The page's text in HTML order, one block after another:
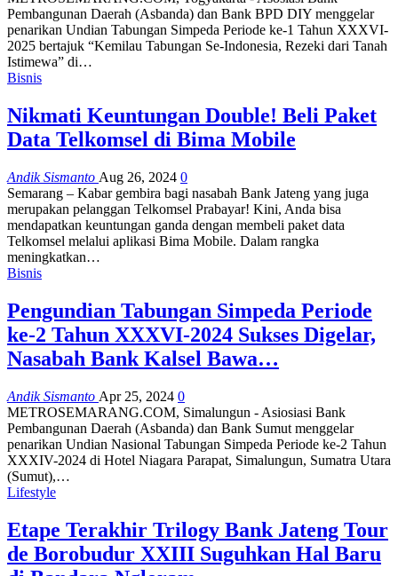
Pembangunan Daerah (Asbanda) dan Bank BPD DIY menggelar
penarikan Undian Tabungan Simpeda Periode ke-1 Tahun XXXVI-
2025 bertajuk “Kemilau Tabungan Se-Indonesia, Rezeki dari Tanah
Istimewa” di…
Bisnis
Nikmati Keuntungan Double! Beli Paket
Data Telkomsel di Bima Mobile
Andik Sismanto Aug 26, 2024 0
Semarang – Kabar gembira bagi nasabah Bank Jateng yang juga
merupakan pelanggan Telkomsel Prabayar! Kini, Anda bisa
mendapatkan keuntungan ganda dengan membeli paket data
Telkomsel melalui aplikasi Bima Mobile. Dalam rangka
meningkatkan…
Bisnis
Pengundian Tabungan Simpeda Periode
ke-2 Tahun XXXVI-2024 Sukses Digelar,
Nasabah Bank Kalsel Bawa…
Andik Sismanto Apr 25, 2024 0
METROSEMARANG.COM, Simalungun - Asiosiasi Bank
Pembangunan Daerah (Asbanda) dan Bank Sumut menggelar
penarikan Undian Nasional Tabungan Simpeda Periode ke-2 Tahun
XXXIV-2024 di Hotel Niagara Parapat, Simalungun, Sumatra Utara
(Sumut),…
Lifestyle
Etape Terakhir Trilogy Bank Jateng Tour
de Borobudur XXIII Suguhkan Hal Baru